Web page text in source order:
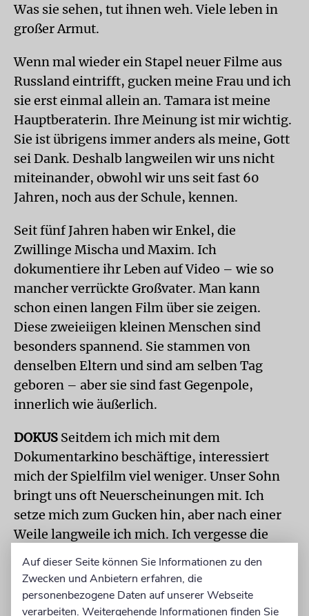
Was sie sehen, tut ihnen weh. Viele leben in
großer Armut.
Wenn mal wieder ein Stapel neuer Filme aus
Russland eintrifft, gucken meine Frau und ich
sie erst einmal allein an. Tamara ist meine
Hauptberaterin. Ihre Meinung ist mir wichtig.
Sie ist übrigens immer anders als meine, Gott
sei Dank. Deshalb langweilen wir uns nicht
miteinander, obwohl wir uns seit fast 60
Jahren, noch aus der Schule, kennen.
Seit fünf Jahren haben wir Enkel, die
Zwillinge Mischa und Maxim. Ich
dokumentiere ihr Leben auf Video – wie so
mancher verrückte Großvater. Man kann
schon einen langen Film über sie zeigen.
Diese zweieiigen kleinen Menschen sind
besonders spannend. Sie stammen von
denselben Eltern und sind am selben Tag
geboren – aber sie sind fast Gegenpole,
innerlich wie äußerlich.
DOKUS Seitdem ich mich mit dem
Dokumentarkino beschäftige, interessiert
mich der Spielfilm viel weniger. Unser Sohn
bringt uns oft Neuerscheinungen mit. Ich
setze mich zum Gucken hin, aber nach einer
Weile langweile ich mich. Ich vergesse die
hingegen nicht aus dem Kopf. Etwa Leschkin
lug, die Erzählung über einen Mann, der in
der russischen Provinz eine Farm auf die
Auf dieser Seite können Sie Informationen zu den
Zwecken und Anbietern erfahren, die
personenbezogene Daten auf unserer Webseite
verarbeiten. Weitergehende Informationen finden Sie